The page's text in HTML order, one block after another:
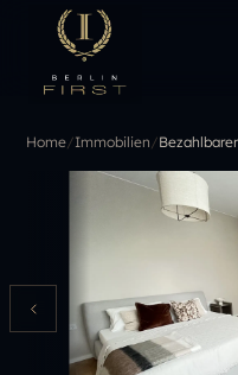
Home/Immobilien/